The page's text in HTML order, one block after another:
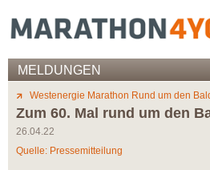
MELDUNGEN
Westenergie Marathon Rund um den
Zum 60. Mal rund um den
26.04.22
Quelle: Pressemitteilung